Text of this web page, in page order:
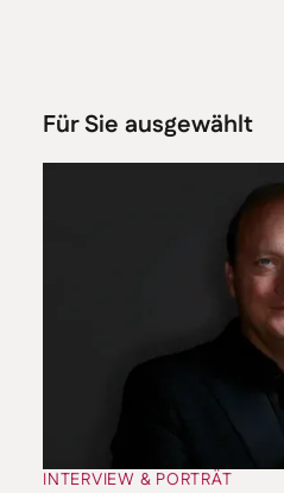
Für Sie ausgewählt
INTERVIEW & PORTRÄT